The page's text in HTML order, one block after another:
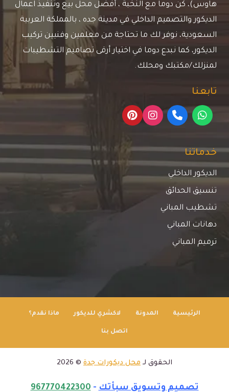
هاوس)، كن دوماَ مع النخبة ، أفضل محل بيع وتنفيذ اعمال
الديكور والتصميم الداخلي في مدينة جده ، بالمملكة العربية
السعودية، نوفر لك ما تحتاجة من معلمين وفنيين تركيب
الديكور، كما نبدع دوما في اختيار أرقى تصاميم التشطيبات
لمنزلك/مكتبك ومحلك.
تابعنا
خدماتنا
الديكور الداخلي
تنسيق الحدائق
تشطيب المباني
دهانات المباني
ترميم المباني
الرئيسية المدونة لاكشري للديكور ماذا نقدم؟
اتصل بنا
الحقوق لـ محل ديكورات جدة © 2026
تصميم وتسويق سبأتك-
967770422300